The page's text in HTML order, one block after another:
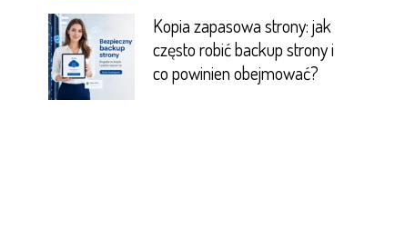
Kopia zapasowa strony: jak
często robić backup strony i
co powinien obejmować?